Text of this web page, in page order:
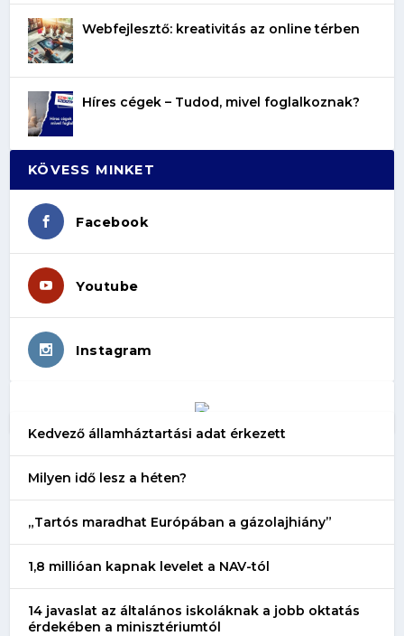
Webfejlesztő: kreativitás az online térben
Híres cégek – Tudod, mivel foglalkoznak?
KÖVESS MINKET
Facebook
Youtube
Instagram
Kedvező államháztartási adat érkezett
Milyen idő lesz a héten?
„Tartós maradhat Európában a gázolajhiány”
1,8 millióan kapnak levelet a NAV-tól
14 javaslat az általános iskoláknak a jobb oktatás
érdekében a minisztériumtól